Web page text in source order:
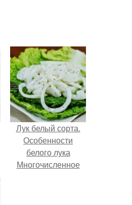
Лук белый сорта.
Особенности
белого лука
Многочисленное